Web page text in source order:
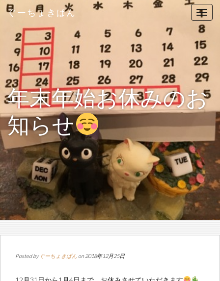
T
o
g
l
n
a
v
g
t
i
o
n
ぐーちょきぱん
年末年始お休みのお
知らせ
Posted by ぐーちょきぱん on 2018年12月25日